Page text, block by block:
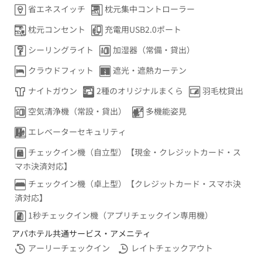
省エネスイッチ
枕元集中コントローラー
枕元コンセント
充電用USB2.0ポート
シーリングライト
加湿器（常備・貸出）
クラウドフィット
遮光・遮熱カーテン
ナイトガウン
2種のオリジナルまくら
羽毛枕貸出
空気清浄機（常設・貸出）
多機能姿見
エレベーターセキュリティ
チェックイン機（自立型）【現金・クレジットカード・ス
マホ決済対応】
チェックイン機（卓上型）【クレジットカード・スマホ決
済対応】
1秒チェックイン機（アプリチェックイン専用機）
アパホテル共通サービス・アメニティ
アーリーチェックイン
レイトチェックアウト